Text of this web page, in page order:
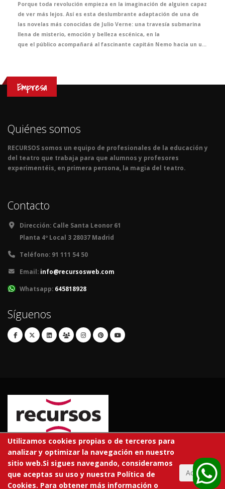
Porque toda revolución empieza en la imaginación de alguien capaz
de ver más lejos. Así es esta deslumbrante adaptación de una de
las novelas más conocidas de Julio Verne: una travesía submarina
llena de misterio, emoción y belleza escénica, en la
que el público acompañará al fascinante capitán Nemo hacia un universo desconocido. Un espectáculo que celebra el poder de la fantasía como origen de los grandes avances científicos.
Empresa
Quiénes somos
RECURSOS somos un equipo de profesionales de la educación y
del teatro que trabaja para que alumnos y profesores
experimentéis, en primera persona, la magia del teatro.
Contacto
Dirección: Calle Santa Leonor 61
Planta 4º Local 3 28037 Madrid
Teléfono: 91 111 54 50
Email: info@recursosweb.com
Whatsapp: 645818928
Síguenos
© 2026 RECURSOS EDUCATIVOS S.L.
Todos los derechos reservados.
Utilizamos cookies propias o de terceros para
analizar y optimizar la navegación en nuestro
sitio web.Si sigues navegando, consideramos
que aceptas su uso y nuestra Política de
Cookies. Para obtener más información o
Aceptar